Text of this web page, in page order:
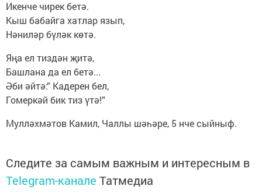
Икенче чирек бетә.
Кыш бабайга хатлар язып,
Нәниләр бүләк көтә.
Яңа ел тиздән җитә,
Башлана да ел бетә...
Әби әйтә:” Кадерен бел,
Гомеркәй бик тиз үтә!”
Мулләхмәтов Камил, Чаллы шәһәре, 5 нче сыйныф.
Следите за самым важным и интересным в
Telegram-канале Татмедиа